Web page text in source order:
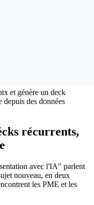
et génère un deck
des données
récurrents,
avec l'IA" parlent
nouveau, en deux
les PME et les